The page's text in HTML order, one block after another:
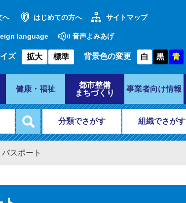
へ はじめての方へ サイトマップ
language 音声よみあげ
ズ 拡大 標準 背景色の変更 白 黒 青
健康・福祉
都市整備
まちづくり
事業者向け情報
分類でさがす 組織でさがす
スポート